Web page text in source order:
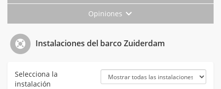
Opiniones
Instalaciones del barco Zuiderdam
Selecciona la
instalación